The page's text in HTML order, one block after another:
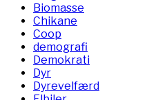
Biomasse
Chikane
Coop
demografi
Demokrati
Dyr
Dyrevelfærd